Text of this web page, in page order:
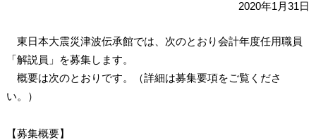
2020年1月31日
東日本大震災津波伝承館では、次のとおり会計年度任用職員
「解説員」を募集します。
概要は次のとおりです。（詳細は募集要項をご覧くださ
い。）
【募集概要】